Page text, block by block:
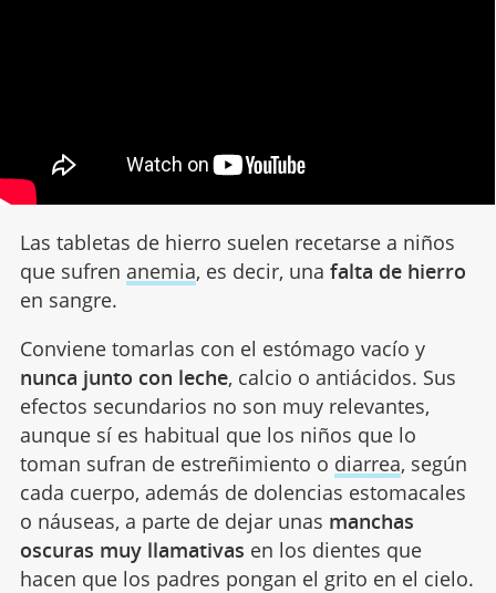
Las tabletas de hierro suelen recetarse a niños
que sufren anemia, es decir, una falta de hierro
en sangre.
Conviene tomarlas con el estómago vacío y
nunca junto con leche, calcio o antiácidos. Sus
efectos secundarios no son muy relevantes,
aunque sí es habitual que los niños que lo
toman sufran de estreñimiento o diarrea, según
cada cuerpo, además de dolencias estomacales
o náuseas, a parte de dejar unas manchas
oscuras muy llamativas en los dientes que
hacen que los padres pongan el grito en el cielo.